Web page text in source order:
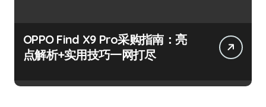
OPPO Find X9 Pro采购指南：亮
点解析+实用技巧一网打尽